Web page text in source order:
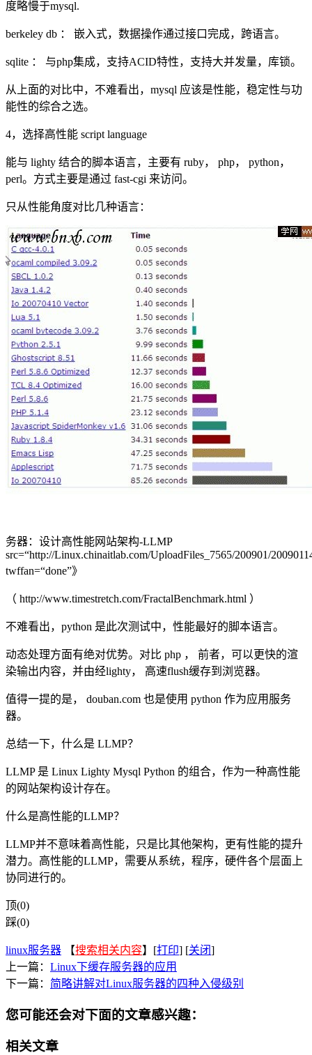
度略慢于mysql.
berkeley db ： 嵌入式，数据操作通过接口完成，跨语言。
sqlite ： 与php集成，支持ACID特性，支持大并发量，库锁。
从上面的对比中，不难看出，mysql 应该是性能，稳定性与功
能性的综合之选。
4，选择高性能 script language
能与 lighty 结合的脚本语言，主要有 ruby， php， python，
perl。方式主要是通过 fast-cgi 来访问。
只从性能角度对比几种语言：
务器：设计高性能网站架构-LLMP
src=“http://Linux.chinaitlab.com/UploadFiles_7565/200901/
twffan=“done”》
（ http://www.timestretch.com/FractalBenchmark.html ）
不难看出，python 是此次测试中，性能最好的脚本语言。
动态处理方面有绝对优势。对比 php ， 前者，可以更快的渲
染输出内容，并由经lighty， 高速flush缓存到浏览器。
值得一提的是， douban.com 也是使用 python 作为应用服务
器。
总结一下，什么是 LLMP？
LLMP 是 Linux Lighty Mysql Python 的组合，作为一种高性能
的网站架构设计存在。
什么是高性能的LLMP？
LLMP并不意味着高性能，只是比其他架构，更有性能的提升
潜力。高性能的LLMP，需要从系统，程序，硬件各个层面上
协同进行的。
顶(0)
踩(0)
linux服务器 【搜索相关内容】[打印] [关闭]
上一篇： Linux下缓存服务器的应用
下一篇： 简略讲解对Linux服务器的四种入侵级别
您可能还会对下面的文章感兴趣：
相关文章